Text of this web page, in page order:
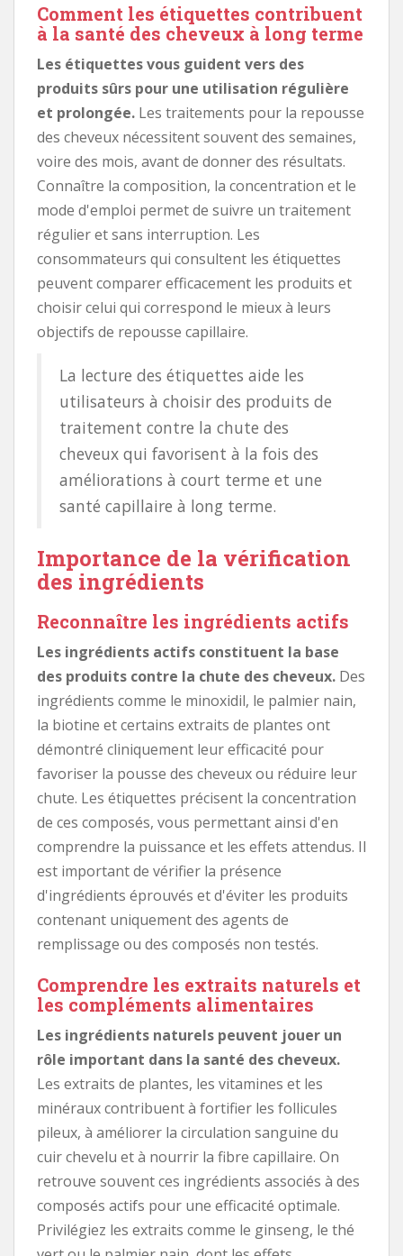
Comment les étiquettes contribuent
à la santé des cheveux à long terme
Les étiquettes vous guident vers des
produits sûrs pour une utilisation régulière
et prolongée. Les traitements pour la repousse
des cheveux nécessitent souvent des semaines,
voire des mois, avant de donner des résultats.
Connaître la composition, la concentration et le
mode d'emploi permet de suivre un traitement
régulier et sans interruption. Les
consommateurs qui consultent les étiquettes
peuvent comparer efficacement les produits et
choisir celui qui correspond le mieux à leurs
objectifs de repousse capillaire.
La lecture des étiquettes aide les
utilisateurs à choisir des produits de
traitement contre la chute des
cheveux qui favorisent à la fois des
améliorations à court terme et une
santé capillaire à long terme.
Importance de la vérification
des ingrédients
Reconnaître les ingrédients actifs
Les ingrédients actifs constituent la base
des produits contre la chute des cheveux. Des
ingrédients comme le minoxidil, le palmier nain,
la biotine et certains extraits de plantes ont
démontré cliniquement leur efficacité pour
favoriser la pousse des cheveux ou réduire leur
chute. Les étiquettes précisent la concentration
de ces composés, vous permettant ainsi d'en
comprendre la puissance et les effets attendus. Il
est important de vérifier la présence
d'ingrédients éprouvés et d'éviter les produits
contenant uniquement des agents de
remplissage ou des composés non testés.
Comprendre les extraits naturels et
les compléments alimentaires
Les ingrédients naturels peuvent jouer un
rôle important dans la santé des cheveux.
Les extraits de plantes, les vitamines et les
minéraux contribuent à fortifier les follicules
pileux, à améliorer la circulation sanguine du
cuir chevelu et à nourrir la fibre capillaire. On
retrouve souvent ces ingrédients associés à des
composés actifs pour une efficacité optimale.
Privilégiez les extraits comme le ginseng, le thé